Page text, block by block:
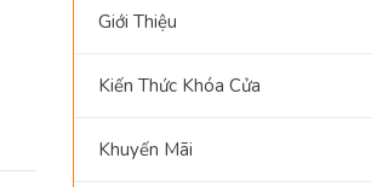
Giới Thiệu
Kiến Thức Khóa Cửa
Khuyến Mãi